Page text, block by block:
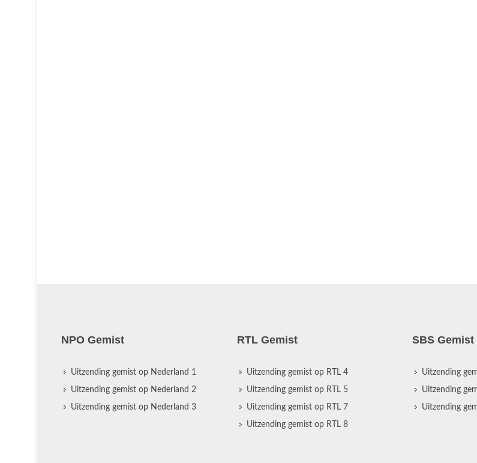
NPO Gemist
Uitzending gemist op Nederland 1
Uitzending gemist op Nederland 2
Uitzending gemist op Nederland 3
RTL Gemist
Uitzending gemist op RTL 4
Uitzending gemist op RTL 5
Uitzending gemist op RTL 7
Uitzending gemist op RTL 8
SBS Gemist
Uitzending
Uitzending
Uitzending